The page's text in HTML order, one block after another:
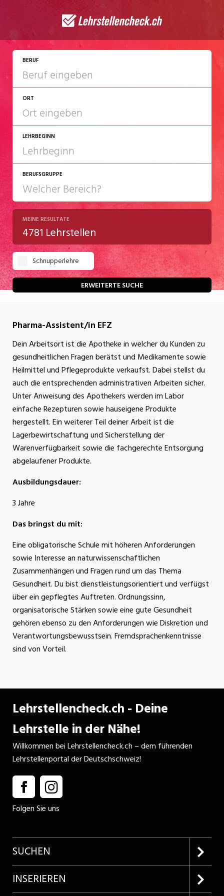
BERUF
ORT
LEHRBEGINN
2027
2028
BERUFSGRUPPE
Chemie/Pharma
Gastgewerbe
Gesundheit/Pflege/Soziales
Handwerk/Technik
Kultur
Nahrung
Natur
Verkehr/Logistik
Wirtschaft/Verwaltung
MEINE RESULTATE
4781 Lehrstellen
Schnupperlehre
ERWEITERTE SUCHE
Pharma-Assistent/in EFZ
Dein Arbeitsort ist die Apotheke in welcher du Kunden zu
gesundheitlichen Fragen berätst und Medikamente sowie
Heilmittel und Pflegeprodukte verkaufst. Dabei stellst du
auch die entsprechenden administrativen Arbeiten sicher.
Unter Anweisung des Apothekers werden im Labor
einfache Rezepturen sowie hauseigene Produkte
hergestellt. Ein weiterer Teil deiner Arbeit ist die
Lagerbewirtschaftung und Sicherstellung der
Warenverfügbarkeit sowie die fachgerechte Entsorgung
abgelaufener Produkte.
Ausbildungsdauer:
3 Jahre
Das bringst du mit:
Eine obligatorische Schule mit höheren Anforderungen
sowie Interesse an naturwissenschaftlichen
Zusammenhängen und Fragen rund um das Thema
Gesundheit. Du bist dienstleistungsorientiert und verfügst
über ein gepflegtes Auftreten. Ordnungssinn,
organisatorische Stärken sowie eine gute Gesundheit
gehören ebenso zu den Anforderungen wie Diskretion und
Verantwortungsbewusstsein. Fremdsprachenkenntnisse
sind von Vorteil.
Lehrstellencheck.ch - Deine
Lehrstelle in der Nähe!
Willkommen bei Lehrstellencheck.ch – dem führenden
Lehrstellenportal der Deutschschweiz!
Folgen Sie uns
SUCHEN
Firmenprofile entdecken
INSERIEREN